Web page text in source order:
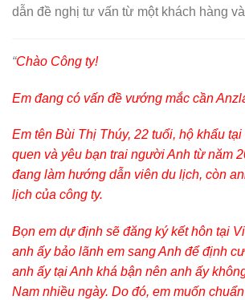
dẫn đề nghị tư vấn từ một khách hàng
“Chào Công ty!
Em đang có vấn đề vướng mắc cần
Em tên Bùi Thị Thúy, 22 tuổi, hộ khẩu
quen và yêu bạn trai người Anh từ năm
đang làm hướng dẫn viên du lịch, còn
lịch của công ty.
Bọn em dự định sẽ đăng ký kết hôn tại
anh ấy bảo lãnh em sang Anh để định
anh ấy tại Anh khá bận nên anh ấy
Nam nhiều ngày. Do đó, em muốn